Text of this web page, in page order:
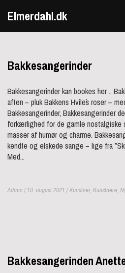
Elmerdahl.dk
Bakkesangerinder
Bakkesangerinder kan bookes her ..
aften – pluk Bakkens Hvile´s roser –
Bakkesangerinder, Bakkesangerinder
forkærlighed for de gamle nostalgiske
masser af humør og charme.
kendte og elskede sange – lige fra
Med...
Admin / 10. august 2021 /Kunstner, Kunstnere,
Bakkesangerinden